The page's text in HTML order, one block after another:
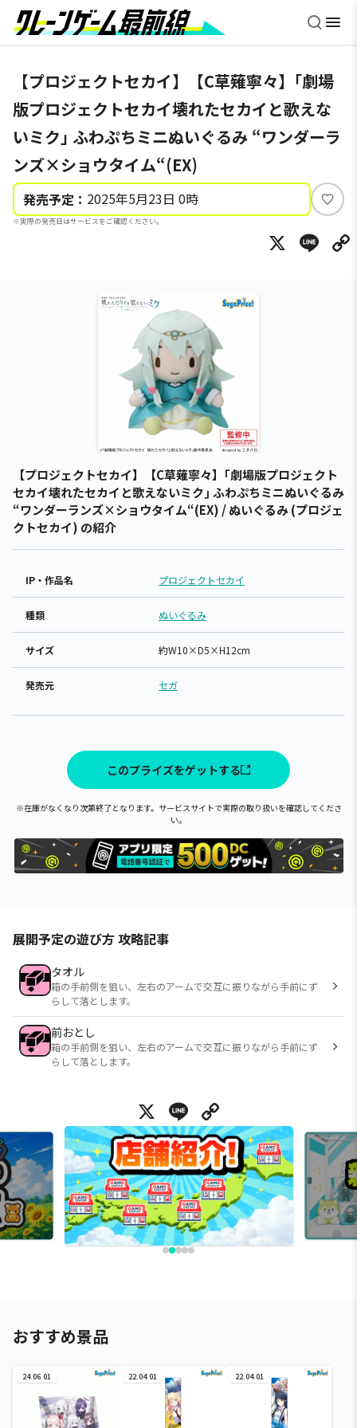
【プロジェクトセカイ】【C草薙寧々】｢劇場
版プロジェクトセカイ壊れたセカイと歌えな
いミク｣ ふわぷちミニぬいぐるみ “ワンダーラ
ンズ×ショウタイム“(EX)
発売予定： 2025年5月23日 0時
※実際の発売日はサービスをご確認ください。
い
ね
X
【プロジェクトセカイ】【C草薙寧々】｢劇場版プロジェクト
セカイ壊れたセカイと歌えないミク｣ ふわぷちミニぬいぐるみ
“ワンダーランズ×ショウタイム“(EX) / ぬいぐるみ (プロジェ
クトセカイ) の紹介
IP・作品名 プロジェクトセカイ
種類 ぬいぐるみ
サイズ 約W10×D5×H12cm
発売元 セガ
このプライズをゲットする
※在庫がなくなり次第終了となります。サービスサイトで実際の取り扱いを確認してくださ
い。
展開予定の遊び方 攻略記事
タオル
箱の手前側を狙い、左右のアームで交互に振りながら手前にず
らして落とします。
前おとし
箱の手前側を狙い、左右のアームで交互に振りながら手前にず
らして落とします。
X Line
おすすめ景品
24.06.01 22.04.01 22.04.01